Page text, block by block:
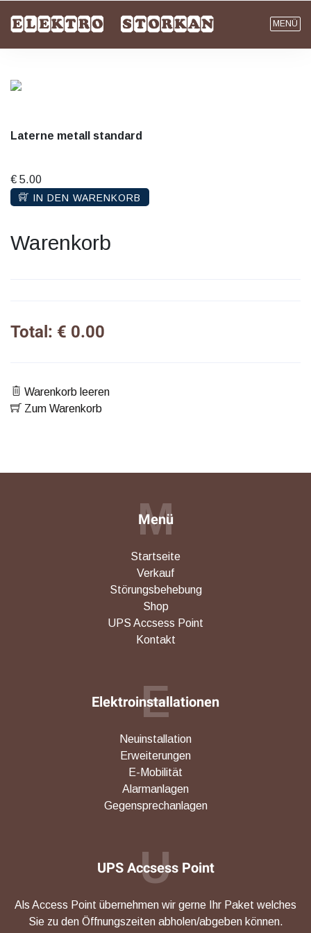
MENÜ
Laterne metall standard
€ 5.00
IN DEN WARENKORB
Warenkorb
Total: € 0.00
Warenkorb leeren
Zum Warenkorb
Menü
M
Startseite
Verkauf
Störungsbehebung
Shop
UPS Accsess Point
Kontakt
Elektroinstallationen
E
Neuinstallation
Erweiterungen
E-Mobilität
Alarmanlagen
Gegensprechanlagen
UPS Accsess Point
U
Als Access Point übernehmen wir gerne Ihr Paket welches
Sie zu den Öffnungszeiten abholen/abgeben können.